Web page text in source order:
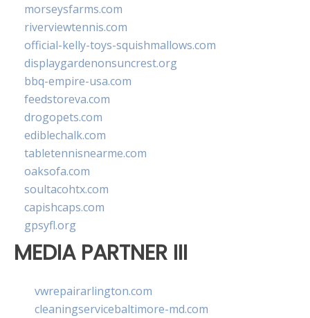
morseysfarms.com
riverviewtennis.com
official-kelly-toys-squishmallows.com
displaygardenonsuncrest.org
bbq-empire-usa.com
feedstoreva.com
drogopets.com
ediblechalk.com
tabletennisnearme.com
oaksofa.com
soultacohtx.com
capishcaps.com
gpsyfl.org
MEDIA PARTNER III
vwrepairarlington.com
cleaningservicebaltimore-md.com